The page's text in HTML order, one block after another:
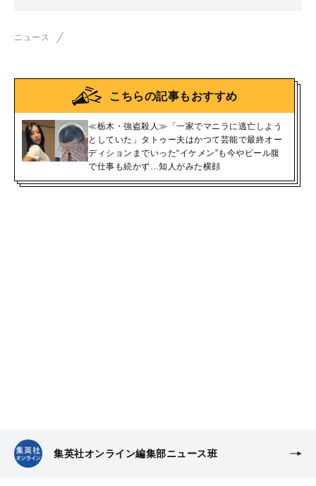
ニュース
こちらの記事もおすすめ
≪栃木・強盗殺人≫「一家でマニラに逃亡しよう
としていた」タトゥー夫はかつて芸能で最終オー
ディションまでいった“イケメン”も今やビール腹
で仕事も続かず…知人がみた横顔
集英社オンライン編集部ニュース班